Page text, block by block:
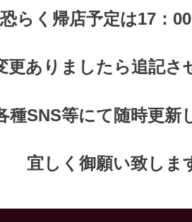
恐らく帰店予定は17：
更ありましたら追記さ
種SNS等にて随時更新
宜しく御願い致しま